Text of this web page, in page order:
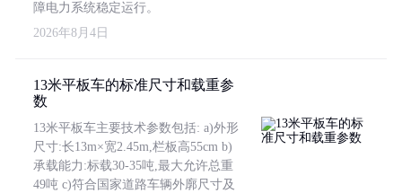
障电力系统稳定运行。
2026年8月4日
13米平板车的标准尺寸和载重参
数
13米平板车主要技术参数包括: a)外形
尺寸:长13m×宽2.45m,栏板高55cm b)
承载能力:标载30-35吨,最大允许总重
49吨 c)符合国家道路车辆外廓尺寸及